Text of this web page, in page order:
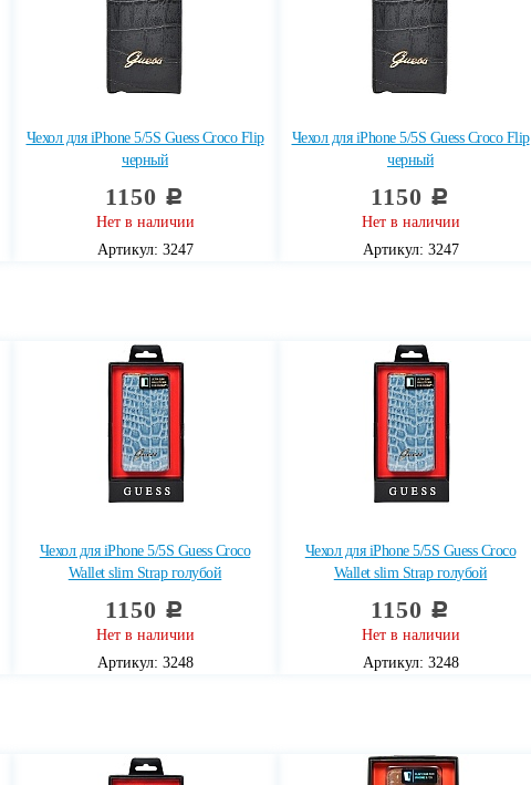
Чехол для iPhone 5/5S Guess Croco Flip
черный
1150 c
Нет в наличии
Артикул: 3247
Чехол для iPhone 5/5S Guess Croco Flip
черный
1150 c
Нет в наличии
Артикул: 3247
Чехол для iPhone 5/5S Guess Croco
Wallet slim Strap голубой
1150 c
Нет в наличии
Артикул: 3248
Чехол для iPhone 5/5S Guess Croco
Wallet slim Strap голубой
1150 c
Нет в наличии
Артикул: 3248